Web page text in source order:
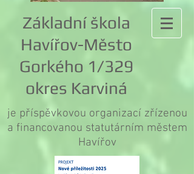
Základní škola
Havířov-Město
Gorkého 1/329
okres Karviná
je příspěvkovou organizací zřízenou
a financovanou statutárním městem
Havířov